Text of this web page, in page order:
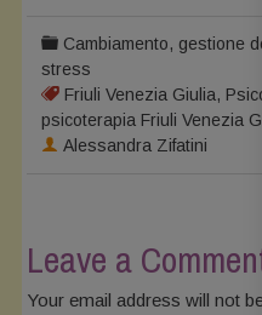
Cambiamento, gestione
stress
Friuli Venezia Giulia,
psicoterapia Friuli Venezia
Alessandra Zifatini
Leave a
Your email address will not